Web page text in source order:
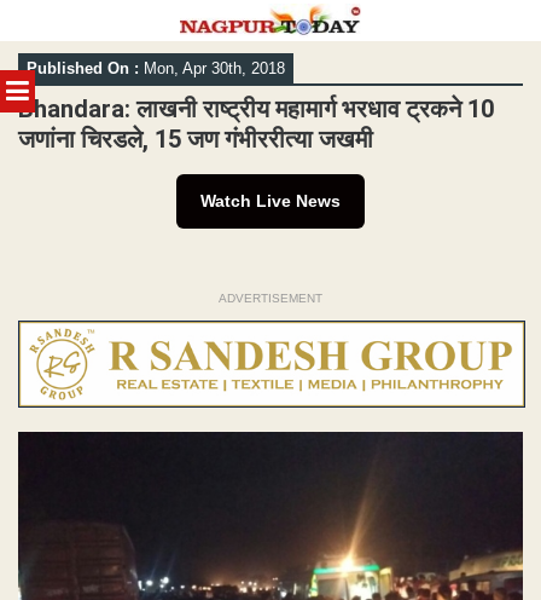
MENU
Skip
to
content
Published On : Mon, Apr 30th, 2018
Bhandara: लाखनी राष्ट्रीय महामार्ग भरधाव ट्रकने 10
जणांना चिरडले, 15 जण गंभीररीत्या जखमी
Watch Live News
ADVERTISEMENT